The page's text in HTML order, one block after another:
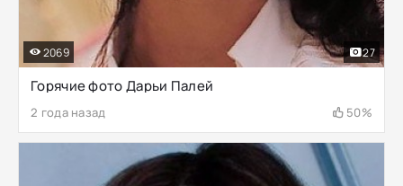
Горячие фото Дарьи Палей
2 года назад 50%
2069 27